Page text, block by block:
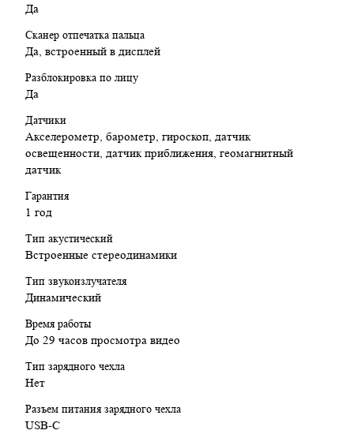
Да
Сканер отпечатка пальца
Да, встроенный в дисплей
Разблокировка по лицу
Да
Датчики
Акселерометр, барометр, гироскоп, датчик
освещенности, датчик приближения, геомагнитный
датчик
Гарантия
1 год
Тип акустический
Встроенные стереодинамики
Тип звукоизлучателя
Динамический
Время работы
До 29 часов просмотра видео
Тип зарядного чехла
Нет
Разъем питания зарядного чехла
USB-C